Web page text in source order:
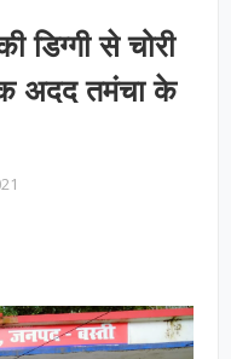
डिग्गी से चोरी
अदद तमंचा के